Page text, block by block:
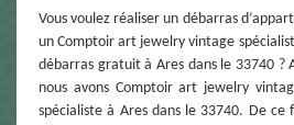
Vous voulez réaliser un débarras
un Comptoir art jewelry vintage
débarras gratuit à Ares dans le 33740 ?
nous avons Comptoir art jewelry
spécialiste à Ares dans le 33740. De ce